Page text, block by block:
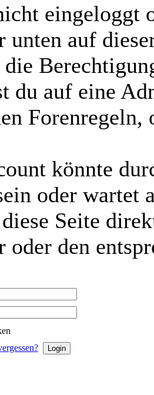
eingeloggt
unten auf
du auf eine
Forenregeln,
könnte
oder wartet
Seite
oder den